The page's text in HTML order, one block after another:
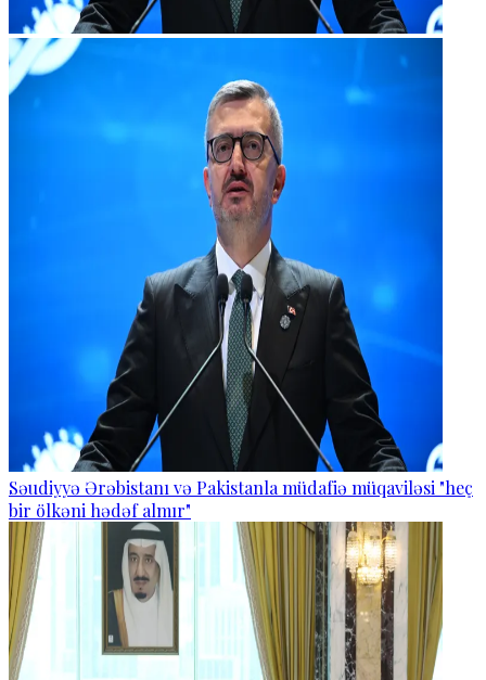
Səudiyyə Ərəbistanı və Pakistanla müdafiə müqaviləsi "heç
bir ölkəni hədəf almır"